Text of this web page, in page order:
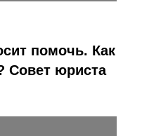
помочь. Как
Совет юриста